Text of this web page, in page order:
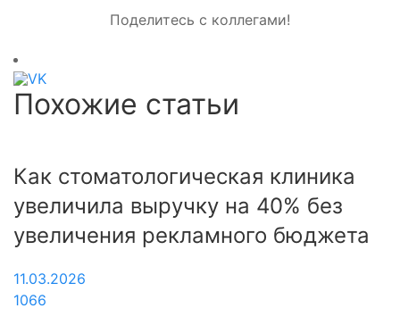
Поделитесь с коллегами!
Похожие статьи
Как стоматологическая клиника
увеличила выручку на 40% без
увеличения рекламного бюджета
11.03.2026
1066